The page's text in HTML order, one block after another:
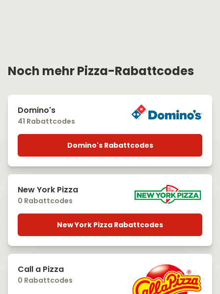
Noch mehr Pizza-Rabattcodes
Domino's
41 Rabattcodes
Domino's Rabattcodes
New York Pizza
0 Rabattcodes
New York Pizza Rabattcodes
Call a Pizza
0 Rabattcodes